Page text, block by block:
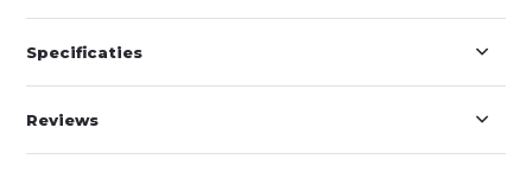
Specificaties
Reviews